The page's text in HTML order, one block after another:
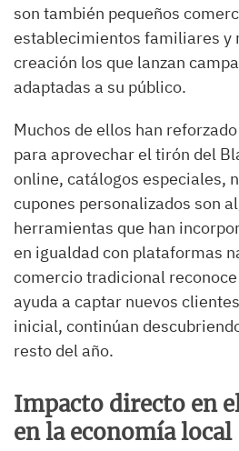
son también pequeños
establecimientos familiares y
creación los que lanzan
adaptadas a su público.
Muchos de ellos han
para aprovechar el tirón del
online, catálogos especiales,
cupones personalizados son
herramientas que han
en igualdad con plataformas
comercio tradicional
ayuda a captar nuevos
inicial, continúan
resto del año.
Impacto directo en
en la economía local